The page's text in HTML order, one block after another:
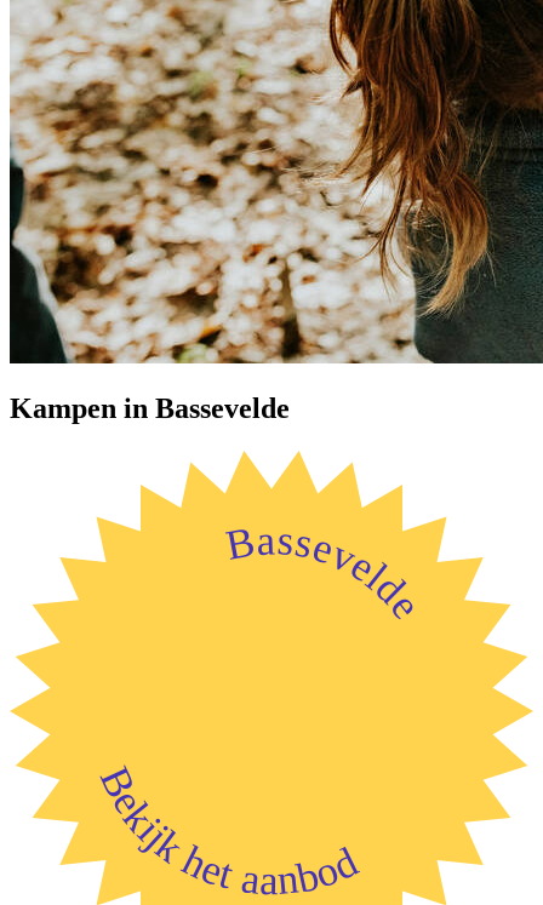
Kampen in Bassevelde
Bassevelde
Bekijk het aanbod